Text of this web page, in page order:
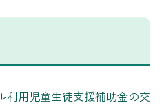
利用児童生徒支援補助金の交